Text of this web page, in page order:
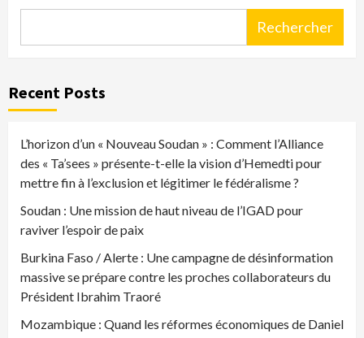
Rechercher
Recent Posts
L’horizon d’un « Nouveau Soudan » : Comment l’Alliance
des « Ta’sees » présente-t-elle la vision d’Hemedti pour
mettre fin à l’exclusion et légitimer le fédéralisme ?
Soudan : Une mission de haut niveau de l’IGAD pour
raviver l’espoir de paix
Burkina Faso / Alerte : Une campagne de désinformation
massive se prépare contre les proches collaborateurs du
Président Ibrahim Traoré
Mozambique : Quand les réformes économiques de Daniel